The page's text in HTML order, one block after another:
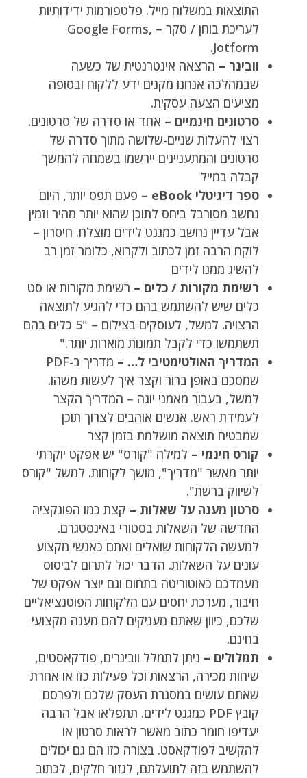
התוצאות במשלוח מייל. פלטפורמות ידידותיות
לעריכת בוחן / סקר – Google Forms,
Jotform.
וובינר – הרצאה אינטרנטית של כשעה
שבמהלכה אנחנו מקנים ידע ללקוח ובסופה
מציעים הצעה עסקית.
סרטונים חינמיים – אחד או סדרה של סרטונים.
רצוי להעלות שניים-שלושה מתוך סדרה של
סרטונים והמתעניינים יירשמו בשמחה להמשך
קבלה במייל
ספר דיגיטלי eBook
– פעם תפס יותר, היום
נחשב מסורבל ביחס לתוכן שהוא יותר מהיר וזמין
אבל עדיין נחשב כמגנט לידים מוצלח. חיסרון –
לוקח הרבה זמן לכתוב ולקרוא, כלומר זמן רב
להשיג ממנו לידים
רשימת מקורות / כלים – רשימת מקורות או סט
כלים שיש להשתמש בהם כדי להגיע לתוצאה
הרצויה. למשל, לעוסקים בצילום – "5 כלים בהם
תשתמשו כדי לקבל תמונות מוארות יותר."
המדריך האולטימטיבי ל… –
מדריך ב-PDF
שמסכם באופן ברור וקצר איך לעשות משהו.
למשל, בעבור מאמני יוגה – המדריך הקצר
לעמידת ראש. אנשים אוהבים לצרוך תוכן
שמבטיח תוצאה מושלמת בזמן קצר
קורס חינמי – למילה "קורס" יש אפקט יוקרתי
יותר מאשר "מדריך", מושך לקוחות. למשל "קורס
לשיווק ברשת".
סרטון מענה על שאלות – קצת כמו הפונקציה
החדשה של השאלות בסטורי באינסטגרם.
למעשה הלקוחות שואלים ואתם כאנשי מקצוע
עונים על השאלות. הדבר יכול לתרום לביסוס
מעמדכם כאוטוריטה בתחום וגם יוצר אפקט של
חיבור, מערכת יחסים עם הלקוחות הפוטנציאליים
שלכם, כיוון שאתם מעניקים להם מענה מקצועי
בחינם.
תמלולים – ניתן לתמלל וובינרים, פודקאסטים,
שיחות מכירה, הרצאות וכל פעילות כזו או אחרת
שאתם עושים במסגרת העסק שלכם ולפרסם
קובץ PDF כמגנט לידים. תתפלאו אבל הרבה
יעדיפו חומר כתוב מאשר לראות סרטון או
להקשיב לפודקאסט. בצורה כזו הם גם יכולים
להשתמש בזה לתועלתם, לגזור חלקים, לכתוב